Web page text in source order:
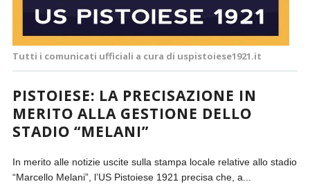
Tutti i comunicati ufficiali a cura di uspistoiese1921.it
PISTOIESE: LA PRECISAZIONE IN
MERITO ALLA GESTIONE DELLO
STADIO “MELANI”
In merito alle notizie uscite sulla stampa locale relative allo stadio
“Marcello Melani”, l’US Pistoiese 1921 precisa che, a...